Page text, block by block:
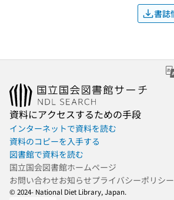
書誌
資料にアクセスするための手段
インターネットで資料を読む
資料のコピーを入手する
図書館で資料を読む
国立国会図書館ホームページ
お問い合わせお知らせプライバシーポリシー
© 2024- National Diet Library, Japan.